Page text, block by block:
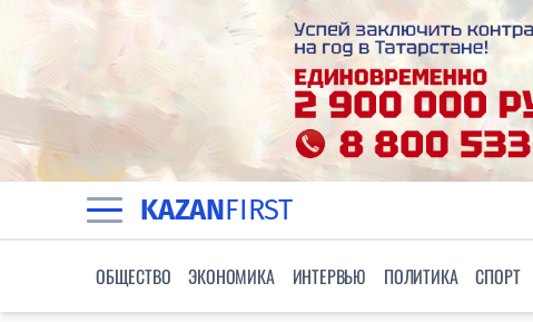
KAZANFIRST
ОБЩЕСТВО ЭКОНОМИКА ИНТЕРВЬЮ ПОЛИТИКА СПОРТ